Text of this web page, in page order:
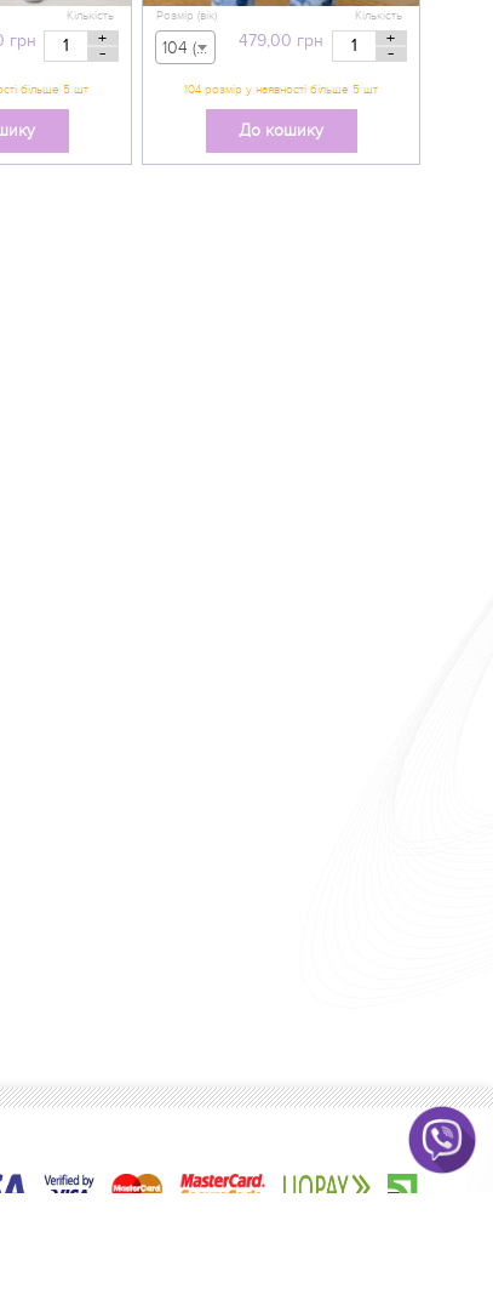
грн
Кількість
+
- 479,00 грн
Розмір (вік)
104 (вік 3-4 р) - 479,00 грн
Кількість
+
-
До кошику